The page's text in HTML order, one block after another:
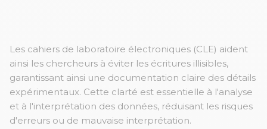
Les cahiers de laboratoire électroniques (CLE) aident
ainsi les chercheurs à éviter les écritures illisibles,
garantissant ainsi une documentation claire des détails
expérimentaux. Cette clarté est essentielle à l'analyse
et à l'interprétation des données, réduisant les risques
d'erreurs ou de mauvaise interprétation.